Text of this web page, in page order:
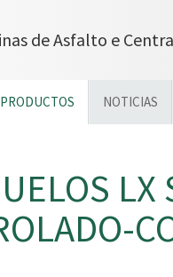
de Asfalto e
PRODUCTOS NOTICIAS